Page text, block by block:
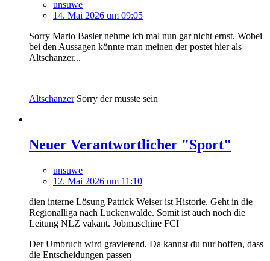
unsuwe
14. Mai 2026 um 09:05
Sorry Mario Basler nehme ich mal nun gar nicht ernst. Wobei
bei den Aussagen könnte man meinen der postet hier als
Altschanzer...
AltschanzerSorry der musste sein
Neuer Verantwortlicher "Sport"
unsuwe
12. Mai 2026 um 11:10
dien interne Lösung Patrick Weiser ist Historie. Geht in die
Regionalliga nach Luckenwalde. Somit ist auch noch die
Leitung NLZ vakant. Jobmaschine FCI
Der Umbruch wird gravierend. Da kannst du nur hoffen, dass
die Entscheidungen passen